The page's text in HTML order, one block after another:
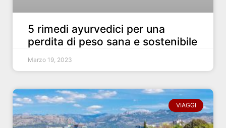
5 rimedi ayurvedici per una
perdita di peso sana e sostenibile
Marzo 19, 2023
VIAGGI